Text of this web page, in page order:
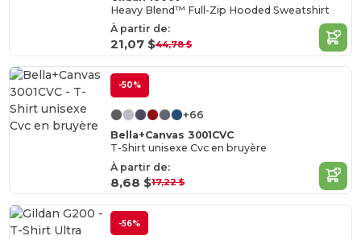
Heavy Blend™ Full-Zip Hooded Sweatshirt
À partir de:
21,07 $44,78 $
-50%
+66
Bella+Canvas 3001CVC
T-Shirt unisexe Cvc en bruyère
À partir de:
8,68 $17,22 $
-56%